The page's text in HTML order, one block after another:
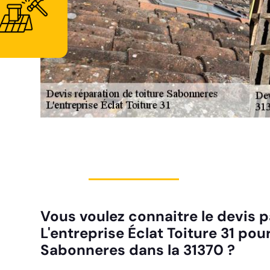
Vous voulez connaitre le devis
L'entreprise Éclat Toiture 31
Sabonneres dans la 31370 ?